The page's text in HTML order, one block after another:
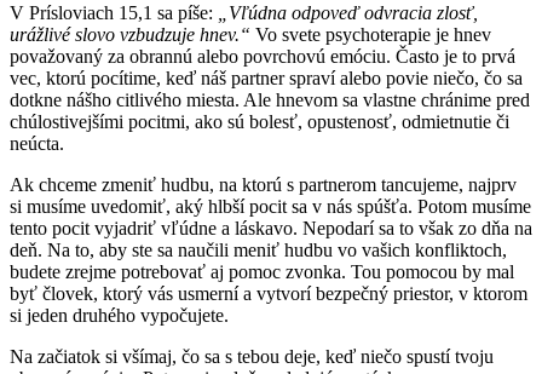
V Prísloviach 15,1 sa píše:
„Vľúdna odpoveď odvracia zlosť,
urážlivé slovo vzbudzuje hnev.“ Vo svete psychoterapie je hnev
považovaný za obrannú alebo povrchovú emóciu. Často je to prvá
vec, ktorú pocítime, keď náš partner spraví alebo povie niečo, čo sa
dotkne nášho citlivého miesta. Ale hnevom sa vlastne chránime pred
chúlostivejšími pocitmi, ako sú bolesť, opustenosť, odmietnutie či
neúcta.
Ak chceme zmeniť hudbu, na ktorú s partnerom tancujeme, najprv
si musíme uvedomiť, aký hlbší pocit sa v nás spúšťa. Potom musíme
tento pocit vyjadriť vľúdne a láskavo. Nepodarí sa to však zo dňa na
deň. Na to, aby ste sa naučili meniť hudbu vo vašich konfliktoch,
budete zrejme potrebovať aj pomoc zvonka. Tou pomocou by mal
byť človek, ktorý vás usmerní a vytvorí bezpečný priestor, v ktorom
si jeden druhého vypočujete.
Na začiatok si všímaj, čo sa s tebou deje, keď niečo spustí tvoju